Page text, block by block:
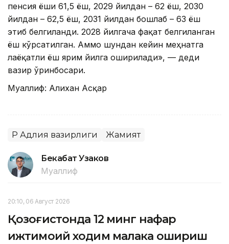
пенсия ёши 61,5 ёш, 2029 йилдан – 62 ёш, 2030
йилдан – 62,5 ёш, 2031 йилдан бошлаб – 63 ёш
этиб белгиланди. 2028 йилгача фақат белгиланган
ёш кўрсатилган. Аммо шундан кейин меҳнатга
лаёқатли ёш ярим йилга оширилади», — деди
вазир ўринбосари.
Муаллиф: Алихан Асқар
ҚР Адлия вазирлиги Жамият
Бекабат Узаков
Муаллиф
20:10, 06 Август 2026
Қозоғистонда 12 минг нафар
ижтимоий ходим малака ошириш